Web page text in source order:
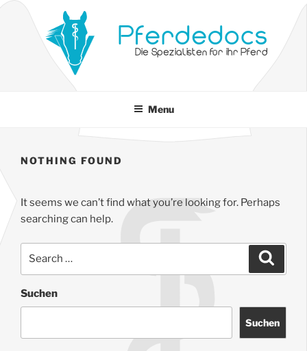
Pferdedocs
Die Spezialisten für ihr Pferd
Menu
NOTHING FOUND
It seems we can’t find what you’re looking for. Perhaps
searching can help.
Suchen
Suchen